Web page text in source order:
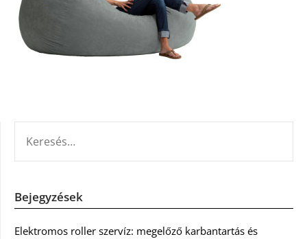
Bejegyzések
Elektromos roller szervíz: megelőző karbantartás és